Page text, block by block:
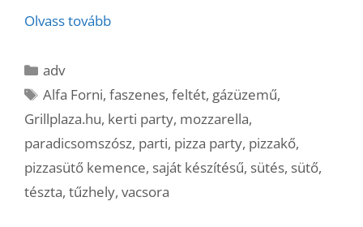
Olvass tovább
Kategória
adv
Címkék
Alfa Forni,faszenes,feltét, gázüzemű,
Grillplaza.hu, kerti party, mozzarella,
paradicsomszósz, parti, pizza party, pizzakő,
pizzasütő kemence, saját készítésű, sütés, sütő,
tészta, tűzhely, vacsora